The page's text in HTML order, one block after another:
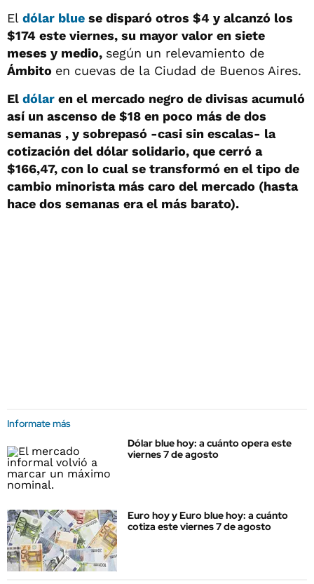
El dólar blue se disparó otros $4 y alcanzó los
$174 este viernes, su mayor valor en siete
meses y medio, según un relevamiento de
Ámbito en cuevas de la Ciudad de Buenos Aires.
El dólar en el mercado negro de divisas acumuló
así un ascenso de $18 en poco más de dos
semanas , y sobrepasó -casi sin escalas- la
cotización del dólar solidario, que cerró a
$166,47, con lo cual se transformó en el tipo de
cambio minorista más caro del mercado (hasta
hace dos semanas era el más barato).
Informate más
Dólar blue hoy: a cuánto opera este
viernes 7 de agosto
Euro hoy y Euro blue hoy: a cuánto
cotiza este viernes 7 de agosto